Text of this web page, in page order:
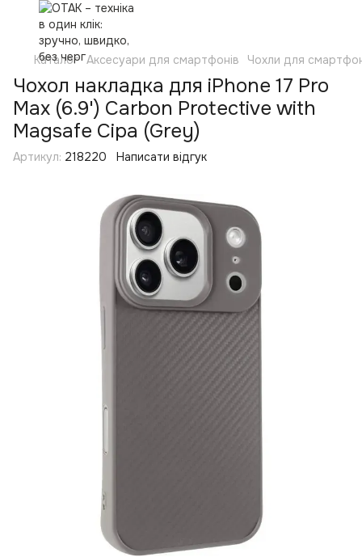
Каталог Аксесуари для смартфонів Чохли для
Чохол накладка для iPhone 17 Pro
Max (6.9') Carbon Protective with
Magsafe Сіра (Grey)
Артикул: 218220 Написати відгук